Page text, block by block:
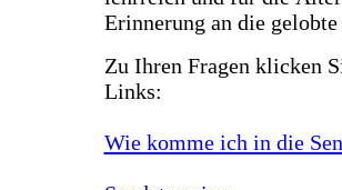
Erinnerung an die
Zu Ihren Fragen klicken
Links:
Wie komme ich in die